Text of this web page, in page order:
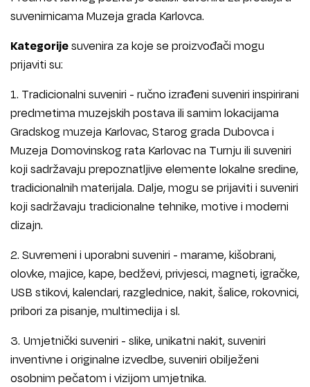
suvenirnicama Muzeja grada Karlovca.
Kategorijesuvenira za koje se proizvođači mogu
prijaviti su:
1. Tradicionalni suveniri - ručno izrađeni suveniri inspirirani
predmetima muzejskih postava ili samim lokacijama
Gradskog muzeja Karlovac, Starog grada Dubovca i
Muzeja Domovinskog rata Karlovac na Turnju ili suveniri
koji sadržavaju prepoznatljive elemente lokalne sredine,
tradicionalnih materijala. Dalje, mogu se prijaviti i suveniri
koji sadržavaju tradicionalne tehnike, motive i moderni
dizajn.
2. Suvremeni i uporabni suveniri - marame, kišobrani,
olovke, majice, kape, bedževi, privjesci, magneti, igračke,
USB stikovi, kalendari, razglednice, nakit, šalice, rokovnici,
pribori za pisanje, multimedija i sl.
3. Umjetnički suveniri - slike, unikatni nakit, suveniri
inventivne i originalne izvedbe, suveniri obilježeni
osobnim pečatom i vizijom umjetnika.